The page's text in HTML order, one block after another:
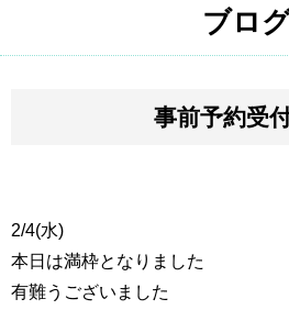
ブロ
事前予約受
2/4(水)
本日は満枠となりました
有難うございました